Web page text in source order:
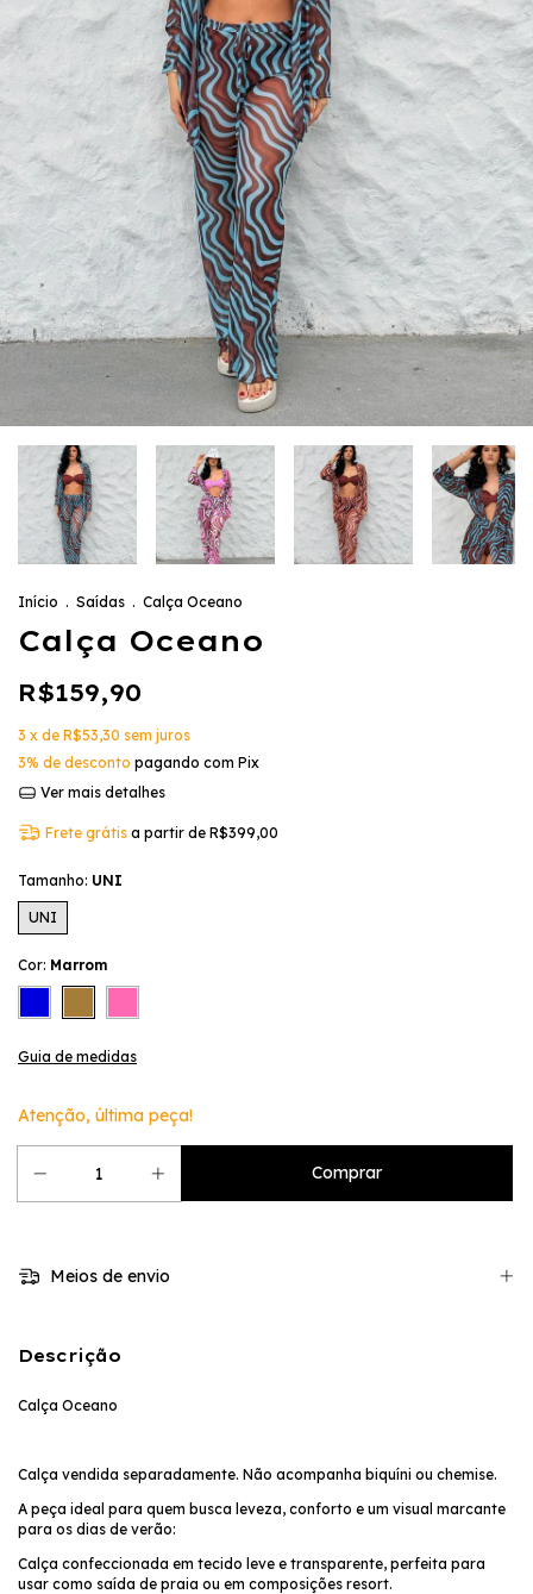
Início . Saídas . Calça Oceano
Calça Oceano
R$159,90
3 x de R$53,30 sem juros
3% de desconto pagando com Pix
Ver mais detalhes
Frete grátis a partir de R$399,00
Tamanho: UNI
UNI
Cor: Marrom
Guia de medidas
Atenção, última peça!
Meios de envio
Descrição
Calça Oceano
Calça vendida separadamente. Não acompanha biquíni ou chemise.
A peça ideal para quem busca leveza, conforto e um visual marcante
para os dias de verão:
Calça confeccionada em tecido leve e transparente, perfeita para
usar como saída de praia ou em composições resort.